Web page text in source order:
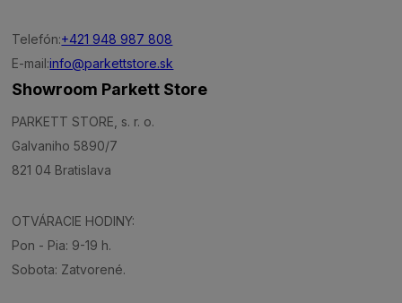
Telefón:+421 948 987 808
E-mail:info@parkettstore.sk
Showroom Parkett Store
PARKETT STORE, s. r. o.
Galvaniho 5890/7
821 04 Bratislava
OTVÁRACIE HODINY:
Pon - Pia: 9-19 h.
Sobota: Zatvorené.